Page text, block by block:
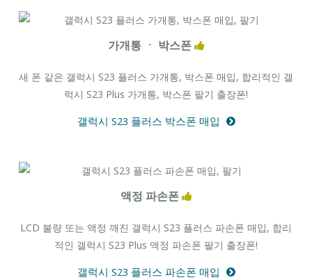
가개통 ㆍ 박스폰
새 폰 같은 갤럭시 S23 플러스 가개통, 박스폰 매입, 합리적인 갤
럭시 S23 Plus 가개통, 박스폰 팔기 출장폰!
갤럭시 S23 플러스 박스폰 매입
액정 파손폰
LCD 불량 또는 액정 깨진 갤럭시 S23 플러스 파손폰 매입, 합리
적인 갤럭시 S23 Plus 액정 파손폰 팔기 출장폰!
갤럭시 S23 플러스 파손폰 매입